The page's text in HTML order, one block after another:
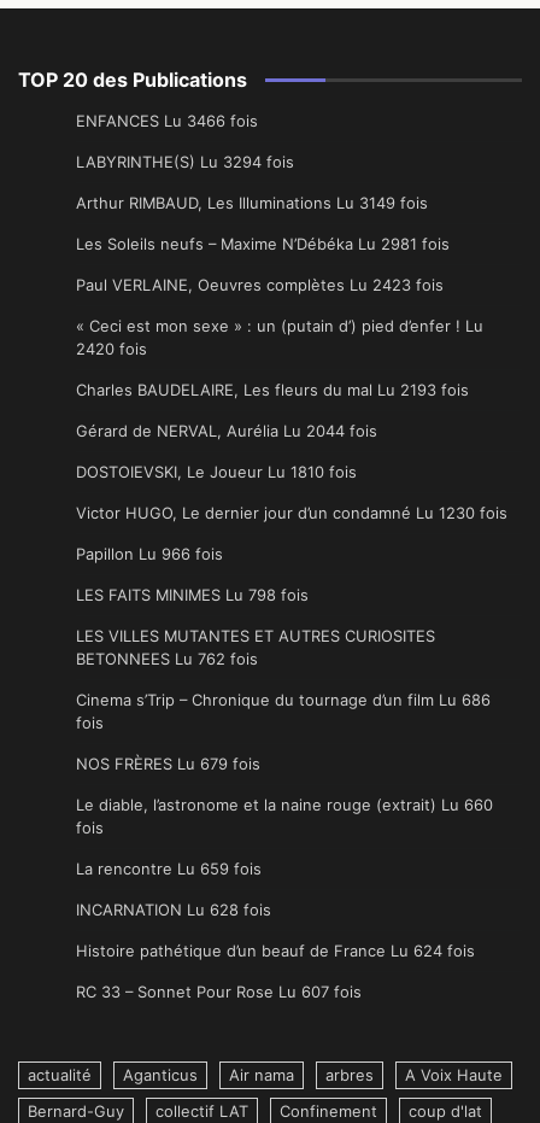
TOP 20 des Publications
ENFANCES Lu 3466 fois
LABYRINTHE(S) Lu 3294 fois
Arthur RIMBAUD, Les Illuminations Lu 3149 fois
Les Soleils neufs – Maxime N’Débéka Lu 2981 fois
Paul VERLAINE, Oeuvres complètes Lu 2423 fois
« Ceci est mon sexe » : un (putain d’) pied d’enfer ! Lu
2420 fois
Charles BAUDELAIRE, Les fleurs du mal Lu 2193 fois
Gérard de NERVAL, Aurélia Lu 2044 fois
DOSTOIEVSKI, Le Joueur Lu 1810 fois
Victor HUGO, Le dernier jour d’un condamné Lu 1230 fois
Papillon Lu 966 fois
LES FAITS MINIMES Lu 798 fois
LES VILLES MUTANTES ET AUTRES CURIOSITES
BETONNEES Lu 762 fois
Cinema s’Trip – Chronique du tournage d’un film Lu 686
fois
NOS FRÈRES Lu 679 fois
Le diable, l’astronome et la naine rouge (extrait) Lu 660
fois
La rencontre Lu 659 fois
INCARNATION Lu 628 fois
Histoire pathétique d’un beauf de France Lu 624 fois
RC 33 – Sonnet Pour Rose Lu 607 fois
actualité Aganticus Air nama arbres
A Voix Haute
Bernard-Guy
collectif LAT Confinement
coup d'lat